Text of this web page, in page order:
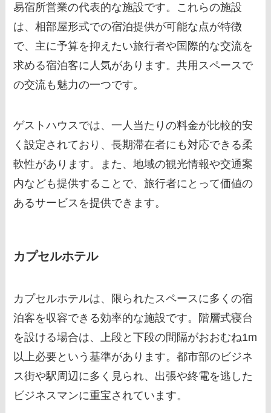
易宿所営業の代表的な施設です。これらの施設
は、相部屋形式での宿泊提供が可能な点が特徴
で、主に予算を抑えたい旅行者や国際的な交流を
求める宿泊客に人気があります。共用スペースで
の交流も魅力の一つです。
ゲストハウスでは、一人当たりの料金が比較的安
く設定されており、長期滞在者にも対応できる柔
軟性があります。また、地域の観光情報や交通案
内なども提供することで、旅行者にとって価値の
あるサービスを提供できます。
カプセルホテル
カプセルホテルは、限られたスペースに多くの宿
泊客を収容できる効率的な施設です。階層式寝台
を設ける場合は、上段と下段の間隔がおおむね1m
以上必要という基準があります。都市部のビジネ
ス街や駅周辺に多く見られ、出張や終電を逃した
ビジネスマンに重宝されています。